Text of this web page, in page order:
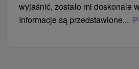
wyjaśnić, zostało mi doskonale
Informacje są przedstawione...